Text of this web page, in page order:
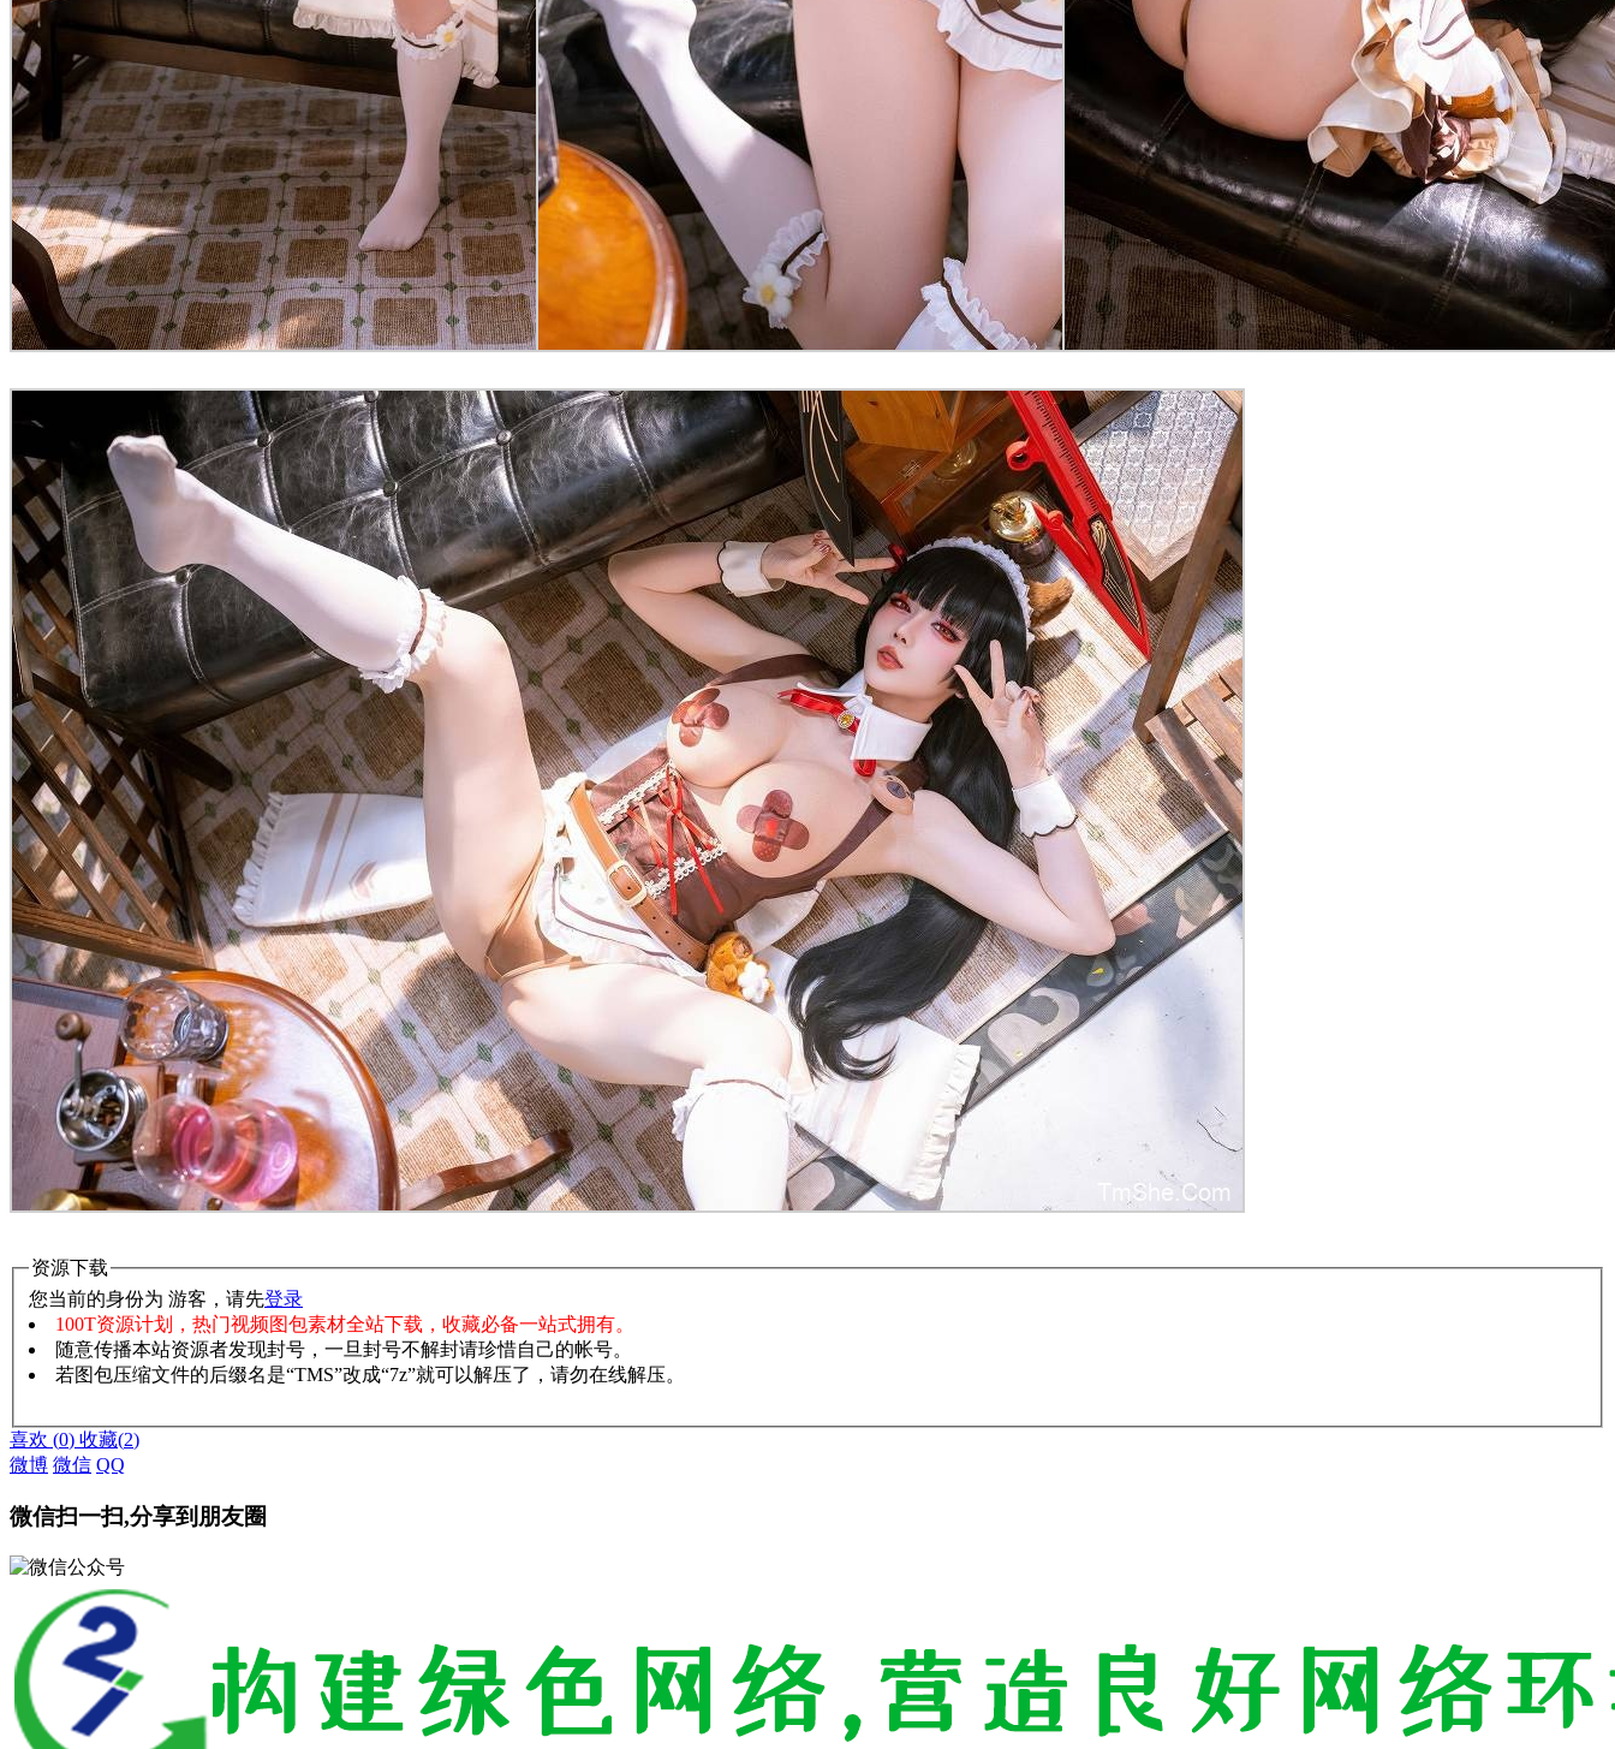
资源下载
您当前的身份为 游客，请先登录
100T资源计划，热门视频图包素材全站下载，收藏必备一站式拥有。
随意传播本站资源者发现封号，一旦封号不解封请珍惜自己的帐号。
若图包压缩文件的后缀名是“TMS”改成“7z”就可以解压了，请勿在线解压。
喜欢 (0) 收藏(2)
微博 微信 QQ
微信扫一扫,分享到朋友圈